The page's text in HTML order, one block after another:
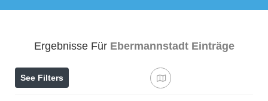
Ergebnisse Für Ebermannstadt Einträge
See Filters